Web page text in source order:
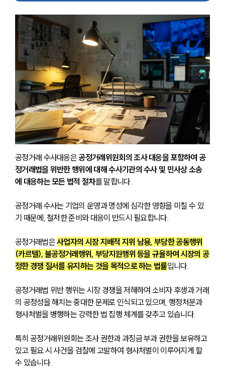
공정거래 수사대응은 공정거래위원회의 조사 대응을 포함하여 공
정거래법을 위반한 행위에 대해 수사기관의 수사 및 민사상 소송
에 대응하는 모든 법적 절차를 말합니다.
공정거래 수사는 기업의 운영과 명성에 심각한 영향을 미칠 수 있
기 때문에, 철저한 준비와 대응이 반드시 필요합니다.
공정거래법은 사업자의 시장 지배적 지위 남용, 부당한 공동행위
(카르텔), 불공정거래행위, 부당지원행위 등을 규율하여 시장의 공
정한 경쟁 질서를 유지하는 것을 목적으로 하는 법률입니다.
공정거래법 위반 행위는 시장 경쟁을 저해하여 소비자 후생과 거래
의 공정성을 해치는 중대한 문제로 인식되고 있으며, 행정처분과
형사처벌을 병행하는 강력한 법 집행 체계를 갖추고 있습니다.
특히 공정거래위원회는 조사 권한과 과징금 부과 권한을 보유하고
있고 필요 시 사건을 검찰에 고발하여 형사처벌이 이루어지게 할
수 있습니다.